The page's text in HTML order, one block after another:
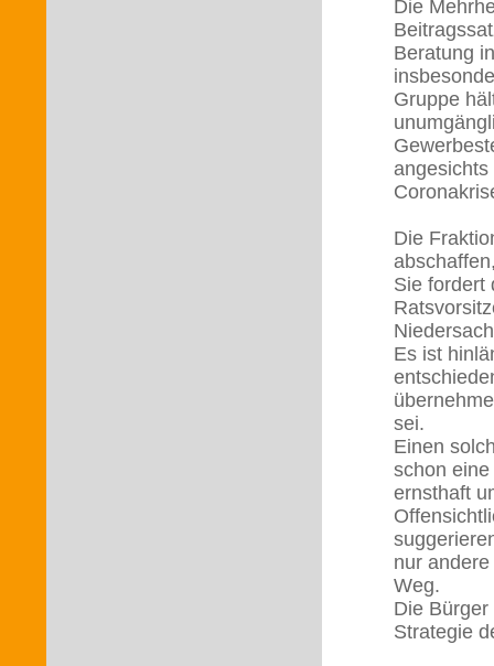
Die
Beratung
Gruppe
Die
Sie fordert
Es ist
sei.
Einen
schon
ernsthaft
nur
Weg.
Die
Strategie